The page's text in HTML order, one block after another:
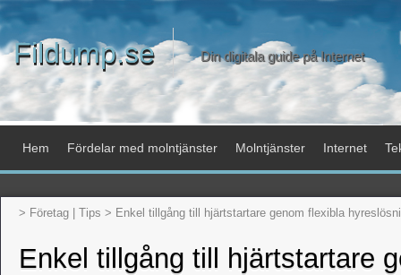
Fildump.se Din digitala guide på Internet
Hem Fördelar med molntjänster Molntjänster Internet
> Företag Tips > Enkel tillgång till hjärtstartare genom flexibla
Enkel tillgång till hjärtstartare